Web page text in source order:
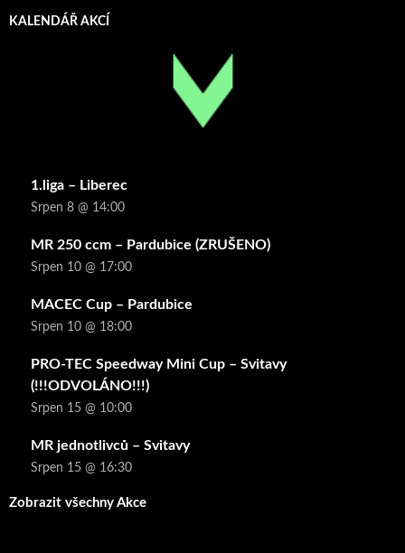
KALENDÁŘ AKCÍ
1.liga – Liberec
Srpen 8 @ 14:00
MR 250 ccm – Pardubice (ZRUŠENO)
Srpen 10 @ 17:00
MACEC Cup – Pardubice
Srpen 10 @ 18:00
PRO-TEC Speedway Mini Cup – Svitavy
(!!!ODVOLÁNO!!!)
Srpen 15 @ 10:00
MR jednotlivců – Svitavy
Srpen 15 @ 16:30
Zobrazit všechny Akce